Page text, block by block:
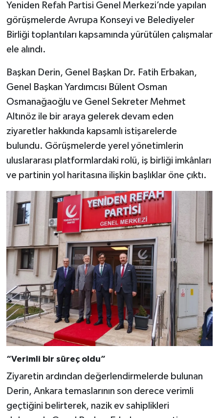
Yeniden Refah Partisi Genel Merkezi’nde yapılan
görüşmelerde Avrupa Konseyi ve Belediyeler
Birliği toplantıları kapsamında yürütülen çalışmalar
ele alındı.
Başkan Derin, Genel Başkan Dr. Fatih Erbakan,
Genel Başkan Yardımcısı Bülent Osman
Osmanağaoğlu ve Genel Sekreter Mehmet
Altınöz ile bir araya gelerek devam eden
ziyaretler hakkında kapsamlı istişarelerde
bulundu. Görüşmelerde yerel yönetimlerin
uluslararası platformlardaki rolü, iş birliği imkânları
ve partinin yol haritasına ilişkin başlıklar öne çıktı.
“Verimli bir süreç oldu”
Ziyaretin ardından değerlendirmelerde bulunan
Derin, Ankara temaslarının son derece verimli
geçtiğini belirterek, nazik ev sahiplikleri
Vasıta
Vefat Haberleri